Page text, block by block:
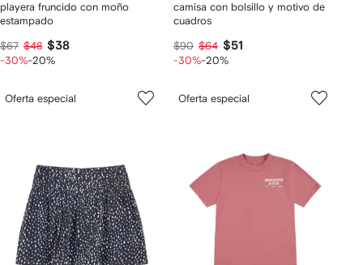
playera fruncido con moño
estampado
$67 $48 $38
-30%-20%
camisa con bolsillo y motivo de
cuadros
$90 $64 $51
-30%-20%
Oferta especial Oferta especial